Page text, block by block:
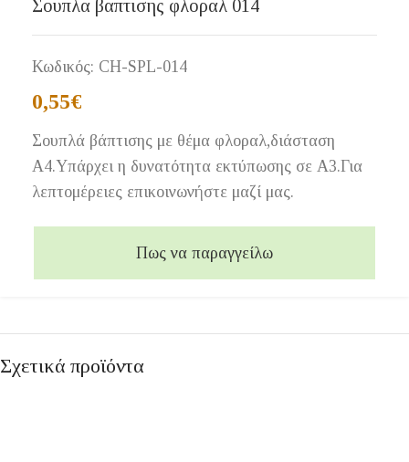
Σουπλα βαπτισης φλοραλ 014
Κωδικός: CH-SPL-014
0,55€
Σουπλά βάπτισης με θέμα φλοραλ,διάσταση
Α4.Υπάρχει η δυνατότητα εκτύπωσης σε Α3.Για
λεπτομέρειες επικοινωνήστε μαζί μας.
Πως να παραγγείλω
Σχετικά προϊόντα